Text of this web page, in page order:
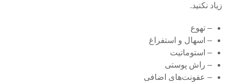
زیاد نکنید.
– تهوع
– اسهال و استفراغ
– استوماتیت
– راش پوستی
– عفونت‌های اضافی